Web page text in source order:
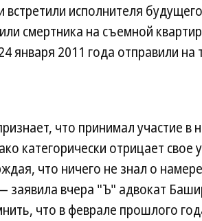
исполнителя
смертника на съемной
января 2011 года отправили на
что принимал участие в
категорически отрицает свое
что ничего не знал о
заявила вчера "Ъ" адвокат
что в феврале прошлого